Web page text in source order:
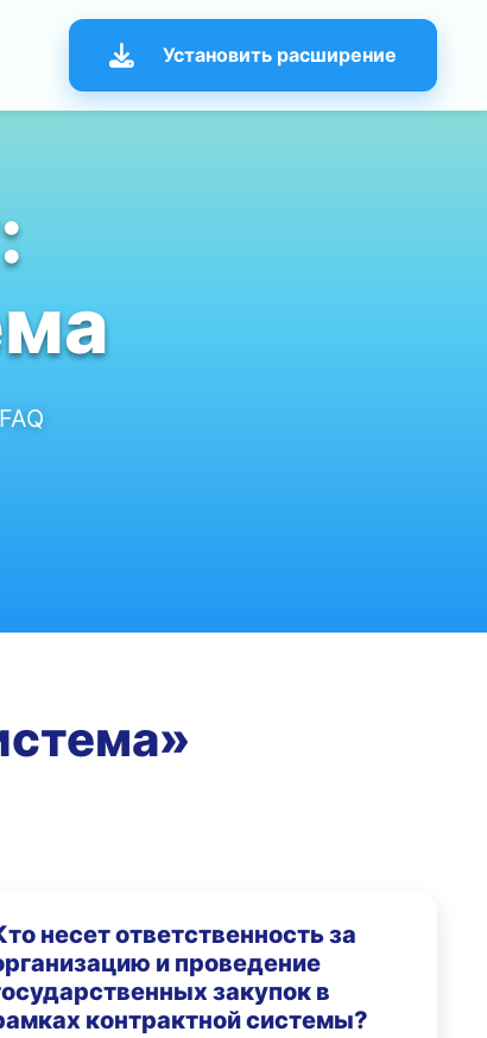
Установить расширение
несет ответственность за
и проведение
закупок в
контрактной системы?